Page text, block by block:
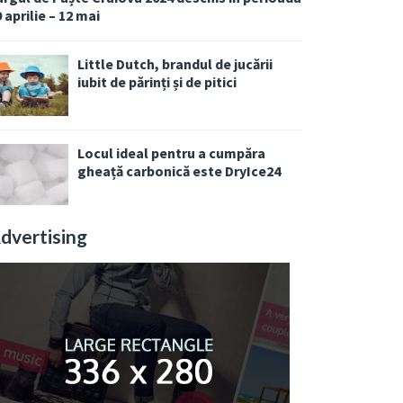
aprilie – 12 mai
Little Dutch, brandul de jucării
iubit de părinți și de pitici
Locul ideal pentru a cumpăra
gheață carbonică este DryIce24